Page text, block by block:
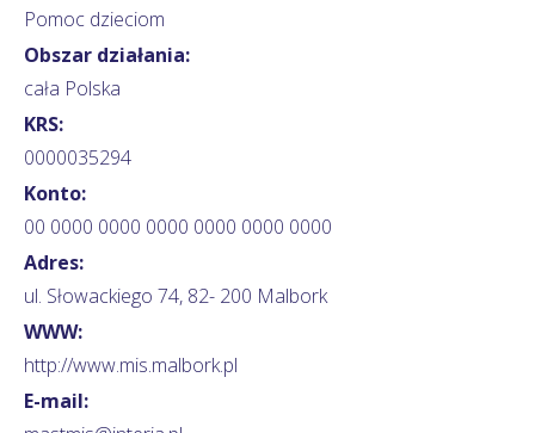
Pomoc dzieciom
Obszar działania:
cała Polska
KRS:
0000035294
Konto:
00 0000 0000 0000 0000 0000 0000
Adres:
ul. Słowackiego 74, 82- 200 Malbork
WWW:
http://www.mis.malbork.pl
E-mail: